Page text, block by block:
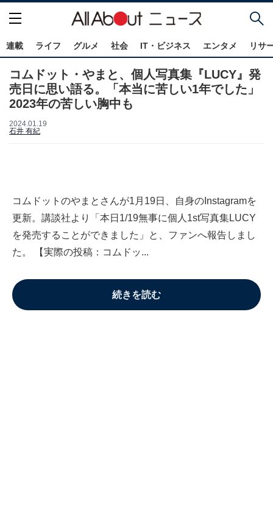
連載 ライフ グルメ 社会 IT・ビジネス エンタメ リサ
コムドット・やまと、個人写真集『LUCY』発
売日に思い語る。「本当に苦しい1年でした」
2023年の苦しい胸中も
2024.01.19
石井 有紀
コムドットのやまとさんが1月19日、自身のInstagramを
更新。講談社より「本日1/19無事に個人1st写真集LUCY
を発売することができました」と、ファンへ報告しまし
た。 【実際の投稿：コムドッ...
続きを読む